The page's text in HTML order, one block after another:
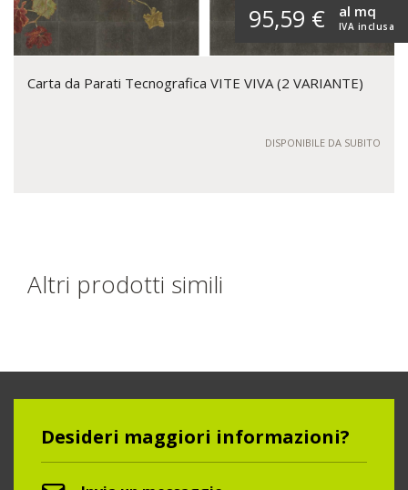
95,59 € IVA inclusa
al mq
Carta da Parati Tecnografica VITE VIVA (2 VARIANTE)
DISPONIBILE DA SUBITO
Altri prodotti simili
Desideri maggiori informazioni?